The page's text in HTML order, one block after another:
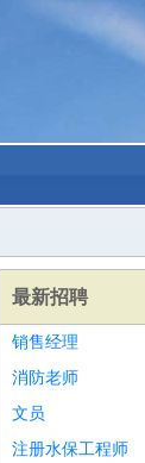
最新招聘
销售经理
消防老师
文员
注册水保工程师